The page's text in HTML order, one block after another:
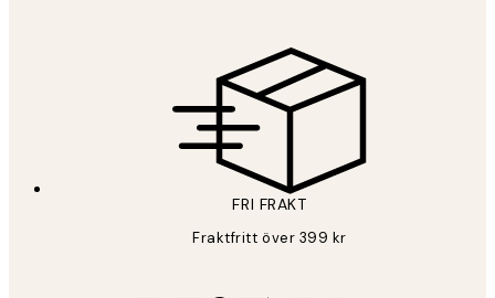
FRI FRAKT
Fraktfritt över 399 kr